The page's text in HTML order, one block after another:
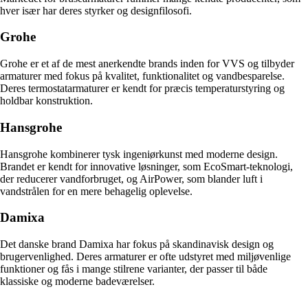
hver især har deres styrker og designfilosofi.
Grohe
Grohe er et af de mest anerkendte brands inden for VVS og tilbyder
armaturer med fokus på kvalitet, funktionalitet og vandbesparelse.
Deres termostatarmaturer er kendt for præcis temperaturstyring og
holdbar konstruktion.
Hansgrohe
Hansgrohe kombinerer tysk ingeniørkunst med moderne design.
Brandet er kendt for innovative løsninger, som EcoSmart-teknologi,
der reducerer vandforbruget, og AirPower, som blander luft i
vandstrålen for en mere behagelig oplevelse.
Damixa
Det danske brand Damixa har fokus på skandinavisk design og
brugervenlighed. Deres armaturer er ofte udstyret med miljøvenlige
funktioner og fås i mange stilrene varianter, der passer til både
klassiske og moderne badeværelser.